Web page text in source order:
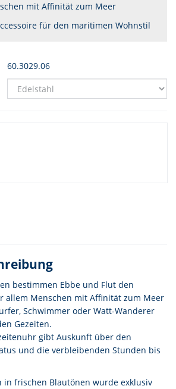
mit Affinität zum Meer
für den maritimen Wohnstil
60.3029.06
bestimmen Ebbe und Flut den
allem Menschen mit Affinität zum Meer
Schwimmer oder Watt-Wanderer
Gezeiten.
gibt Auskunft über den
und die verbleibenden Stunden bis
in frischen Blautönen wurde exklusiv